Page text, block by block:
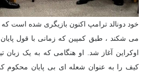
خود دونالد ترامپ اکنون بازیگری شده است که
می شکند ، طبق کمپین که زمانی با قول
اوکراین آغاز شد. او هنگامی که به یک زبان
کیف را به عنوان شعله ای بی پایان محکوم